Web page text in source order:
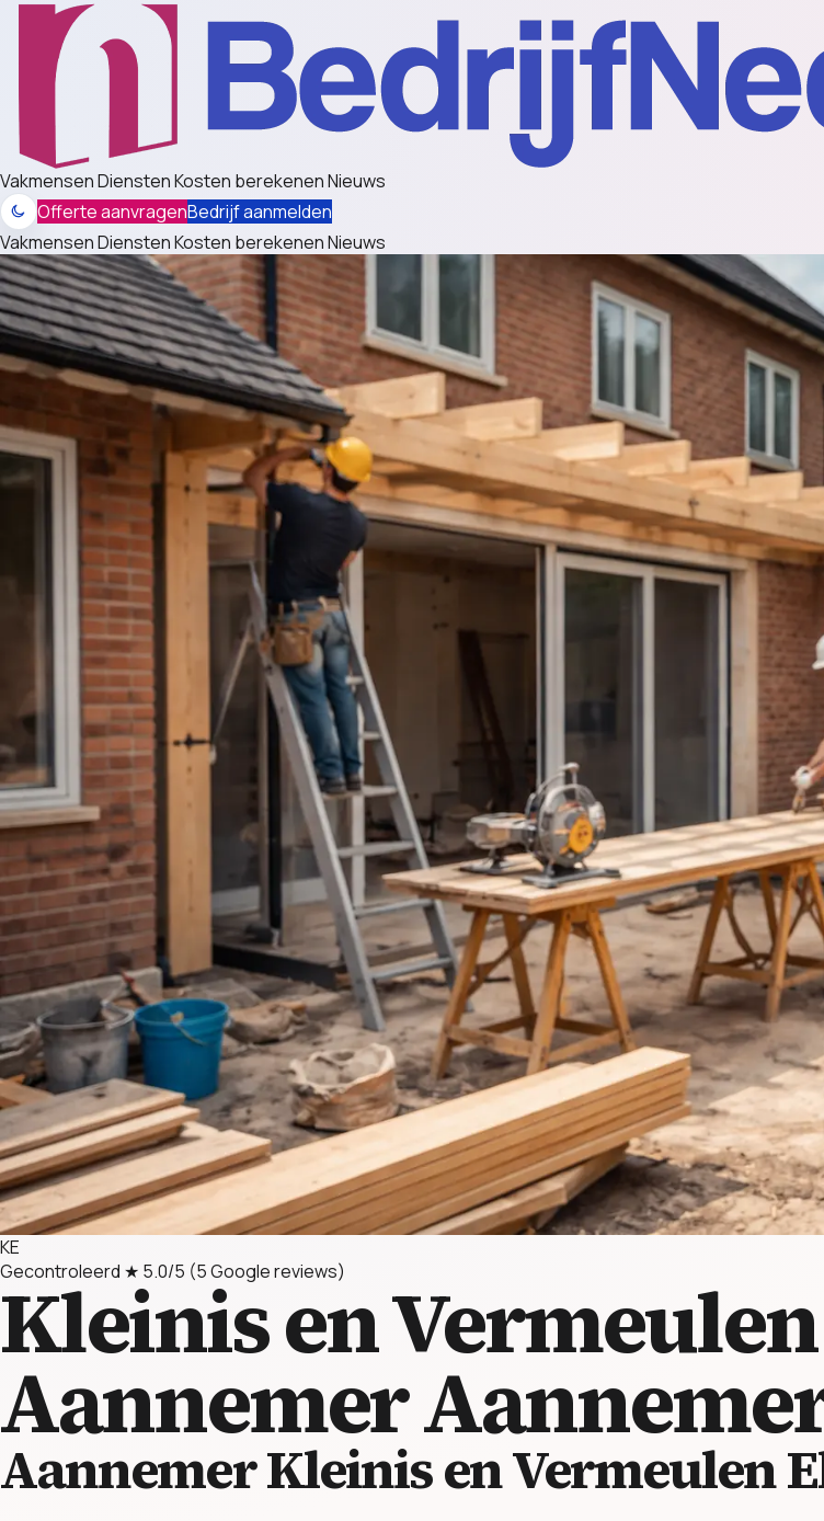
VakmensenDienstenKosten berekenenNieuws
Offerte aanvragenBedrijf aanmelden
VakmensenDienstenKosten berekenenNieuws
KE
Gecontroleerd ★ 5.0/5 (5 Google reviews)
Kleinis en
Aannemer
Aannemer Kleinis en Vermeulen